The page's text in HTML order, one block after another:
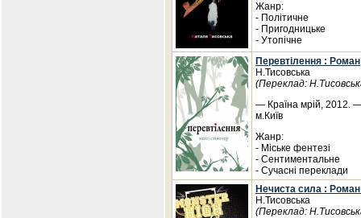
Жанр:
- Політичне
- Пригодницьке
- Утопічне
Перевтілення : Роман
Н.Тисовська
(Переклад:
— Країна мрій, 2012.
м.Київ
Жанр:
- Міське фентезі
- Сентиментальне
- Сучасні переклади
Нечиста сила : Роман
Н.Тисовська
(Переклад: